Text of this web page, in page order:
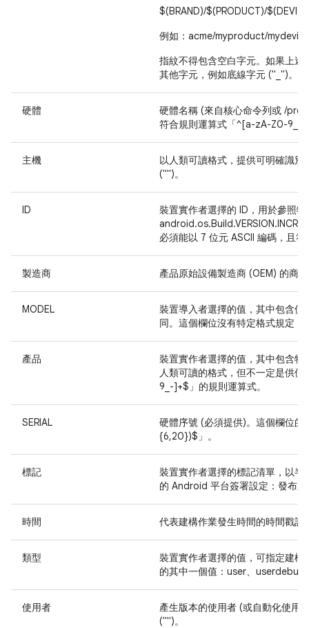
$(BRAND)/$(PRODUCT)/
例如：acme/myproduct/
指紋不得包含空白字元。如果上
其他字元，例如底線字元 ("_")。
硬體
硬體名稱 (來自核心命令列或 /
符合規則運算式「^[a-zA-Z0-9_-
主機
以人類可讀格式，提供可明確識
("")。
ID
裝置實作者選擇的 ID，用於參照
必須能以 7 位元 ASCII 編碼，且
製造商 產品原始設備製造商 (OEM) 的商
MODEL
裝置導入者選擇的值，其中包含
同。這個欄位沒有特定格式規定
產品
裝置實作者選擇的值，其中包含
人類可讀的格式，但不一定是供
9_-]+$」的規則運算式。
SERIAL
硬體序號 (必須提供)。這個欄位
{6,20})$」。
標記
裝置實作者選擇的標記清單，以
的 Android 平台簽署設定：發布
時間 代表建構作業發生時間的時間戳記
類型
裝置實作者選擇的值，可指定建
的其中一個值：user、userdebug
使用者
產生版本的使用者 (或自動化使用
("")。